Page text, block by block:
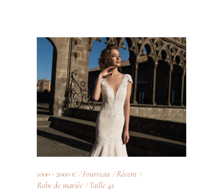
1000 - 2000 € Fourreau
Récent
Robe de mariée
Taille 42